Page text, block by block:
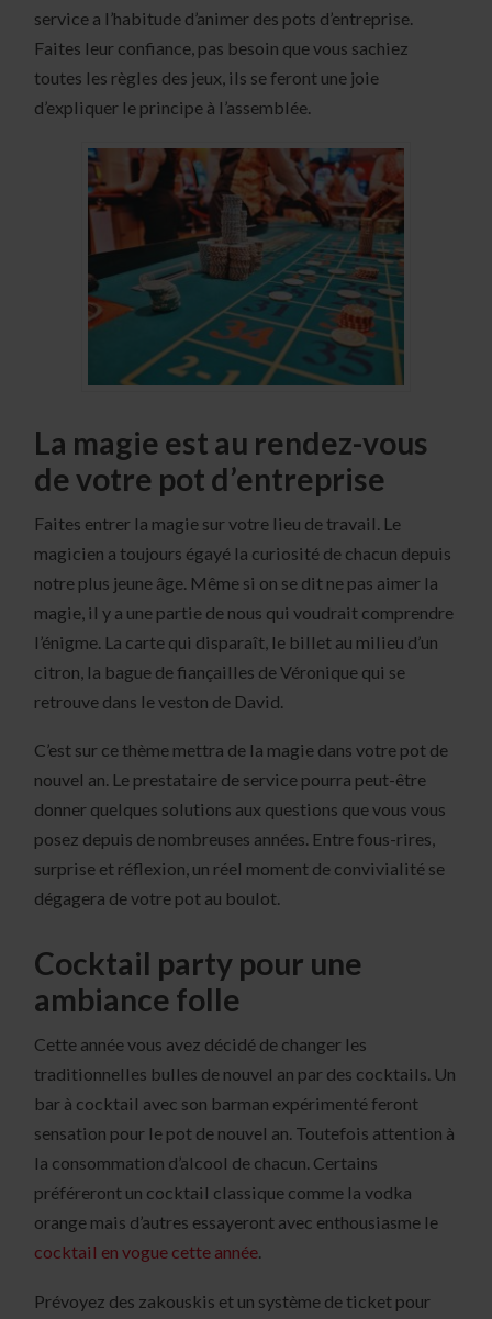
service a l’habitude d’animer des pots d’entreprise.
Faites leur confiance, pas besoin que vous sachiez
toutes les règles des jeux, ils se feront une joie
d’expliquer le principe à l’assemblée.
La magie est au rendez-vous
de votre pot d’entreprise
Faites entrer la magie sur votre lieu de travail. Le
magicien a toujours égayé la curiosité de chacun depuis
notre plus jeune âge. Même si on se dit ne pas aimer la
magie, il y a une partie de nous qui voudrait comprendre
l’énigme. La carte qui disparaît, le billet au milieu d’un
citron, la bague de fiançailles de Véronique qui se
retrouve dans le veston de David.
C’est sur ce thème mettra de la magie dans votre pot de
nouvel an. Le prestataire de service pourra peut-être
donner quelques solutions aux questions que vous vous
posez depuis de nombreuses années. Entre fous-rires,
surprise et réflexion, un réel moment de convivialité se
dégagera de votre pot au boulot.
Cocktail party pour une
ambiance folle
Cette année vous avez décidé de changer les
traditionnelles bulles de nouvel an par des cocktails. Un
bar à cocktail avec son barman expérimenté feront
sensation pour le pot de nouvel an. Toutefois attention à
la consommation d’alcool de chacun. Certains
préféreront un cocktail classique comme la vodka
orange mais d’autres essayeront avec enthousiasme le
cocktail en vogue cette année.
Prévoyez des zakouskis et un système de ticket pour